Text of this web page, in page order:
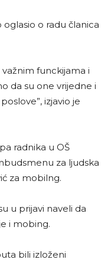
o radu članica
funckijama i
da su one vrijedne i
izjavio je
radnika u OŠ
za ljudska
za mobilng.
u prijavi naveli da
i mobing.
bili izloženi